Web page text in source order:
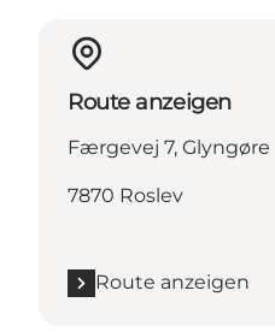
Route anzeigen
Færgevej 7, Glyngøre
7870 Roslev
Route anzeigen